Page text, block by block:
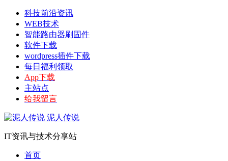
科技前沿资讯
WEB技术
智能路由器刷固件
软件下载
wordpress插件下载
每日福利领取
App下载
主站点
给我留言
泥人传说
IT资讯与技术分享站
首页